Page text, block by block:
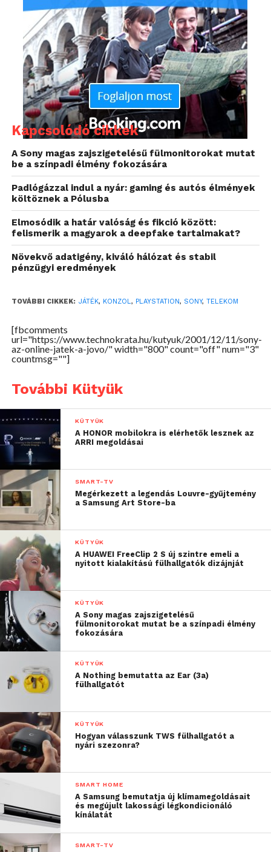
A Sony eddig több mint 23 millió PS2-t értékesített,
így előfizetőkben nem lesz hiány.
Kapcsolódó cikkek
A Sony magas zajszigetelésű fülmonitorokat mutat
be a színpadi élmény fokozására
Padlógázzal indul a nyár: gaming és autós élmények
költöznek a Pólusba
Elmosódik a határ valóság és fikció között:
felismerik a magyarok a deepfake tartalmakat?
Növekvő adatigény, kiváló hálózat és stabil
pénzügyi eredmények
TOVÁBBI CIKKEK: JÁTÉK, KONZOL, PLAYSTATION, SONY, TELEKOM
[fbcomments
url="https://www.technokrata.hu/kutyuk/2001/12/11/sony-
az-online-jatek-a-jovo/" width="800" count="off" num="3"
countmsg=""]
További Kütyük
KÜTYÜK
A HONOR mobilokra is elérhetők lesznek az
ARRI megoldásai
SMART-TV
Megérkezett a legendás Louvre-gyűjtemény
a Samsung Art Store-ba
KÜTYÜK
A HUAWEI FreeClip 2 S új szintre emeli a
nyitott kialakítású fülhallgatók dizájnját
KÜTYÜK
A Sony magas zajszigetelésű
fülmonitorokat mutat be a színpadi élmény
fokozására
KÜTYÜK
A Nothing bemutatta az Ear (3a)
fülhallgatót
KÜTYÜK
Hogyan válasszunk TWS fülhallgatót a
nyári szezonra?
SMART HOME
A Samsung bemutatja új klímamegoldásait
és megújult lakossági légkondicionáló
kínálatát
SMART-TV